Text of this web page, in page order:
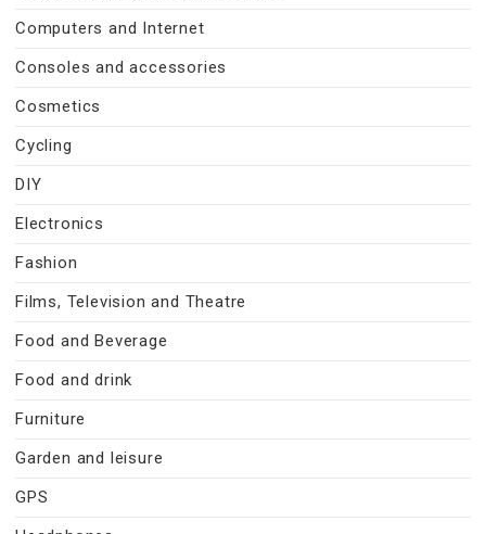
Computers and Internet
Consoles and accessories
Cosmetics
Cycling
DIY
Electronics
Fashion
Films, Television and Theatre
Food and Beverage
Food and drink
Furniture
Garden and leisure
GPS